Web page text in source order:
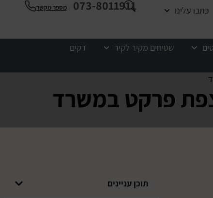
כתבו עלינו
073-8011911 מספר מקשר
שטיחים מקיר לקיר דקים
תוכן עניינים